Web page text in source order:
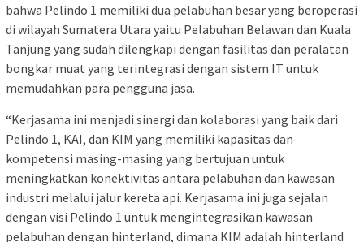
bahwa Pelindo 1 memiliki dua pelabuhan besar yang beroperasi
di wilayah Sumatera Utara yaitu Pelabuhan Belawan dan Kuala
Tanjung yang sudah dilengkapi dengan fasilitas dan peralatan
bongkar muat yang terintegrasi dengan sistem IT untuk
memudahkan para pengguna jasa.
“Kerjasama ini menjadi sinergi dan kolaborasi yang baik dari
Pelindo 1, KAI, dan KIM yang memiliki kapasitas dan
kompetensi masing-masing yang bertujuan untuk
meningkatkan konektivitas antara pelabuhan dan kawasan
industri melalui jalur kereta api. Kerjasama ini juga sejalan
dengan visi Pelindo 1 untuk mengintegrasikan kawasan
pelabuhan dengan hinterland, dimana KIM adalah hinterland